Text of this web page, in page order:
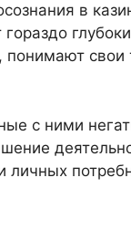
в
с ними
личных